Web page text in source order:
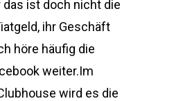
das ist doch nicht die
ihr Geschäft
höre häufig die
weiter.Im
wird es die